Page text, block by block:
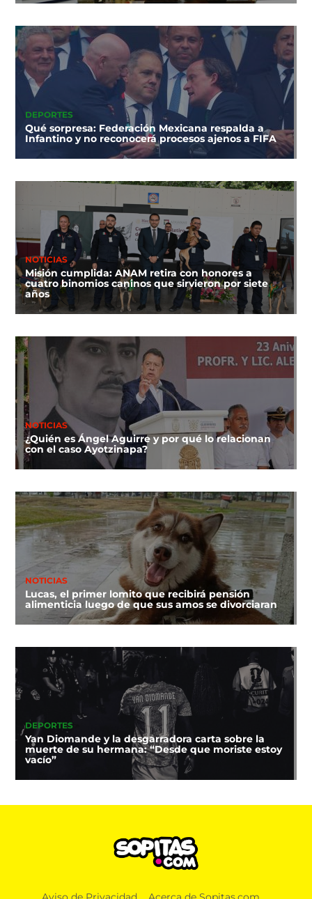
DEPORTES
Qué sorpresa: Federación Mexicana respalda a
Infantino y no reconocerá procesos ajenos a FIFA
NOTICIAS
Misión cumplida: ANAM retira con honores a
cuatro binomios caninos que sirvieron por siete
años
NOTICIAS
¿Quién es Ángel Aguirre y por qué lo relacionan
con el caso Ayotzinapa?
NOTICIAS
Lucas, el primer lomito que recibirá pensión
alimenticia luego de que sus amos se divorciaran
DEPORTES
Yan Diomande y la desgarradora carta sobre la
muerte de su hermana: “Desde que moriste estoy
vacío”